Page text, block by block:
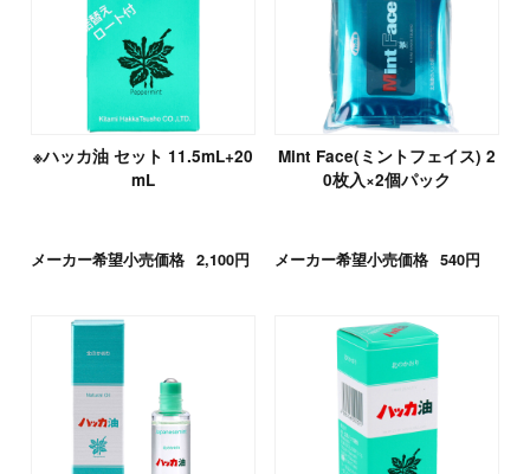
※ハッカ油 セット 11.5mL+20
mL
メーカー希望小売価格 2,100円
Mint Face(ミントフェイス) 2
0枚入×2個パック
メーカー希望小売価格 540円